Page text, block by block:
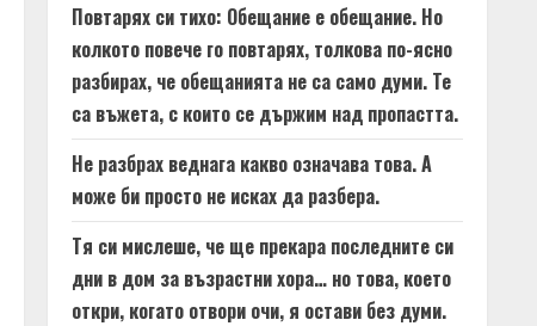
Повтарях си тихо: Обещание е обещание. Но
колкото повече го повтарях, толкова по-ясно
разбирах, че обещанията не са само думи. Те
са въжета, с които се държим над пропастта.
Не разбрах веднага какво означава това. А
може би просто не исках да разбера.
Тя си мислеше, че ще прекара последните си
дни в дом за възрастни хора… но това, което
откри, когато отвори очи, я остави без думи.